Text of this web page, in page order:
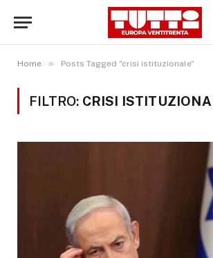
Home » Posts Tagged "crisi istituzionale"
FILTRO: CRISI